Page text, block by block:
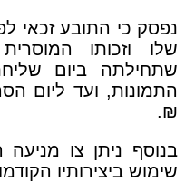
נפסק כי התובע זכאי
שלו וזכותו
שתחילתה ביום
₪.
בנוסף ניתן צו
שימוש ביצירותיו